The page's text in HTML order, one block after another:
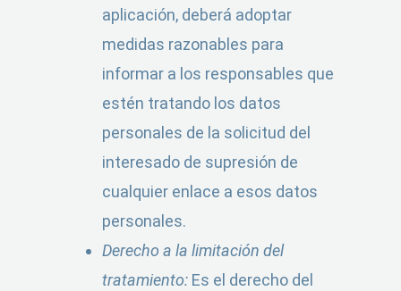
aplicación, deberá adoptar
medidas razonables para
informar a los responsables que
estén tratando los datos
personales de la solicitud del
interesado de supresión de
cualquier enlace a esos datos
personales.
Derecho a la limitación del
tratamiento: Es el derecho del